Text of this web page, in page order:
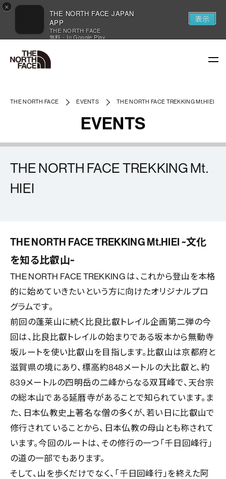
×
THE NORTH FACE JAPAN
APP
THE NORTH FACE
無料 - In Google Play
表示
THE NORTH FACE EVENTS THE NORTH FACE TREKKING Mt.HIEI
EVENTS
THE NORTH FACE TREKKING Mt.
HIEI
THE NORTH FACE TREKKING Mt.HIEI ~文化
を知る比叡山~
THE NORTH FACE TREKKING は、これから登山を本格
的に始めていきたいという方に向けたオリジナルプロ
グラムです。
前回の蓬莱山に続く比良比叡トレイル企画第二弾の今
回は、比良比叡トレイルの始まりである坂本から無動寺
坂ルートを使い比叡山を目指します。比叡山は京都府と
滋賀県の境にあり、標高約848メートルの大比叡と、約
839メートルの四明岳の二峰からなる双耳峰で、天台宗
の総本山である延暦寺があることで知られています。ま
た、日本仏教史上著名な僧の多くが、若い日に比叡山で
修行されていることから、日本仏教の母山とも称されて
います。今回のルートは、その修行の一つ「千日回峰行」
の道の一部でもあります。
そして、山を歩くだけでなく、「千日回峰行」を終えた阿